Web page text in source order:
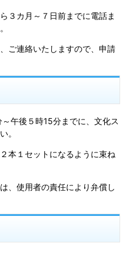
３カ月～７日前までに電話ま
ご連絡いたしますので、申請
午後５時15分までに、文化ス
。
本１セットになるように束ね
、使用者の責任により弁償し